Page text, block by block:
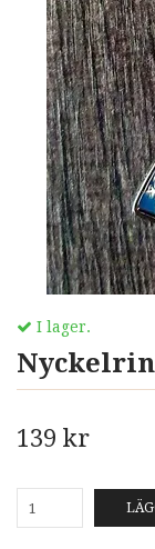
I lager.
139 kr